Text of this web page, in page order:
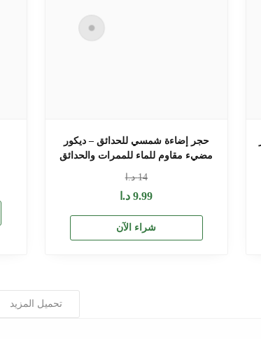
حجر إضاءة شمسي للحدائق – ديكور
مضيء مقاوم للماء للممرات والحدائق
14د.ا
9.99د.ا
شراء الآن
تحميل المزيد